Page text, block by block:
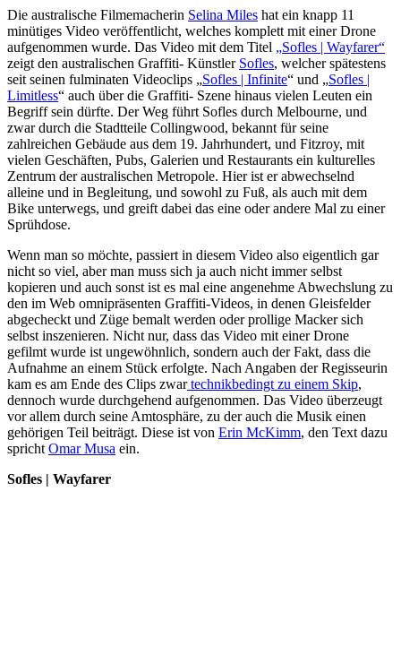
Die australische Filmemacherin Selina Miles hat ein knapp 11
minütiges Video veröffentlicht, welches komplett mit einer Drone
aufgenommen wurde. Das Video mit dem Titel „Sofles | Wayfarer“
zeigt den australischen Graffiti- Künstler Sofles, welcher spätestens
seit seinen fulminaten Videoclips „Sofles | Infinite“ und „Sofles |
Limitless“ auch über die Graffiti- Szene hinaus vielen Leuten ein
Begriff sein dürfte. Der Weg führt Sofles durch Melbourne, und
zwar durch die Stadtteile Collingwood, bekannt für seine
zahlreichen Gebäude aus dem 19. Jahrhundert, und Fitzroy, mit
vielen Geschäften, Pubs, Galerien und Restaurants ein kulturelles
Zentrum der australischen Metropole. Hier ist er abwechselnd
alleine und in Begleitung, und sowohl zu Fuß, als auch mit dem
Bike unterwegs, und greift dabei das eine oder andere Mal zu einer
Sprühdose.
Wenn man so möchte, passiert in diesem Video also eigentlich gar
nicht so viel, aber man muss sich ja auch nicht immer selbst
kopieren und auch sonst ist es mal eine angenehme Abwechslung zu
den im Web omnipräsenten Graffiti-Videos, in denen Gleisfelder
abgecheckt und Züge bemalt werden oder prollige Macker sich
selbst inszenieren. Nicht nur, dass das Video mit einer Drone
gefilmt wurde ist ungewöhnlich, sondern auch der Fakt, dass die
Aufnahme an einem Stück erfolgte. Nach Angaben der Regisseurin
kam es am Ende des Clips zwartechnikbedingt zu einem Skip,
dennoch wurde durchgehend aufgenommen. Das Video überzeugt
vor allem durch seine Amtosphäre, zu der auch die Musik einen
gehörigen Teil beiträgt. Diese ist von Erin McKimm, den Text dazu
spricht Omar Musa ein.
Sofles | Wayfarer